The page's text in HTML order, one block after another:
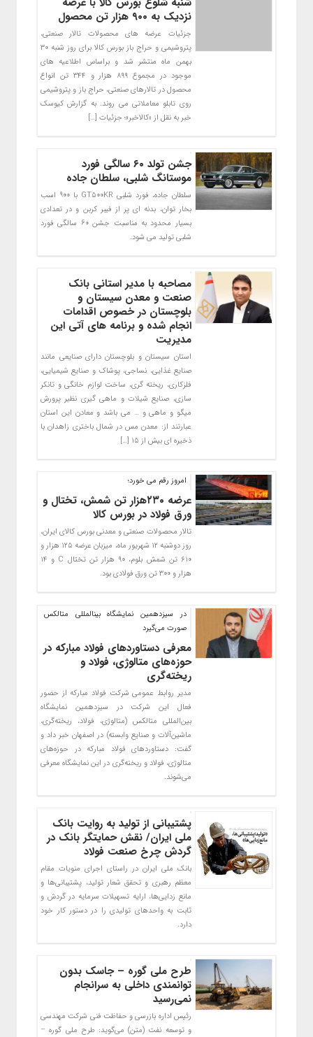
نزدیک به ۹۰۰ هزار تن محصول
جزئیات عرضه های محصولات تالار صنعتی،
پتروشیمی و حراج باز بورس کالا برای روز شنبه ۳۰
بهمن ماه منتشر شد و براساس اطلاعیه های
موجود در مجموع ۸۹۹ هزار و ۳۴۴ تن انواع
محصول در تالارهای صنعتی، حراج باز و پتروشیمی
روی تابلو معاملاتی می روند. به گزارش کیوسک
خبر به نقل از «کالاخبر»؛ جزئیات […]
جشن تولد ۶۰ سالگی فورد
موستانگ شلبی، سلطان جاده
سلطان جاده، فورد شلبی GT500KR با 900 اسب
بخار توان، بدنه ای پر از فیبر کربن و در تعدادی
بسیار محدود به مناسبت جشن 60 سالگی فورد
شلبی تولید می شود.
مصاحبه با مدیر استانی بانک
صنعت و معدن سیستان و
بلوچستان در خصوص اقدامات
انجام شده و برنامه های آتی این
مدیریت
استان سیستان و بلوچستان دارای صنایعی مانند
صنایع غذایی، نساجی، پوشاک و صنایع شیمیایی،
فلزکاری، ریخته گری، ساخت لوازم خانگی و تانکر
سازی، صنایع شیلات و ماهی گیری نظیر پرورش
میگو و ماهی و … می باشد و معادن این استان
عبارتند از: معدن مس در شمال باختری زاهدان با
ذخیره ای بیش از ۱۵ […]
امروز رقم می خورد؛
عرضه ۲۳۰هزار تن شمش، تختال و
ورق فولاد در بورس کالا
تالار محصولات صنعتی و معدنی بورس کالای ایران،
روز دوشنبه ۱۲ شهریور ماه، میزبان عرضه ۱۲۵ هزار و
۶۱۰ تن شمش بلوم، ۹۰ هزار تن تختال C و ۱۴
هزار و ۳۰۰ تن ورق فولادی بود.
در سیزدهمین نمایشگاه بین‎المللی متالکس
صورت می‌گیرد
معرفی دستاوردهای فولاد مبارکه در
حوزه‌های متالوژی، فولاد و
ریخته‌گری
مدیر روابط عمومی شرکت فولاد مبارکه از حضور
فعال این شرکت در سیزدهمین نمایشگاه
بین‌المللی متالکس (متالوژی، فولاد، ریخته‌گری،
ماشین‌آلات و صنایع وابسته) در اصفهان خبر داد و
گفت: دستاوردهای فولاد مبارکه در حوزه‌های
متالوژی، فولاد و ریخته‌گری در این نمایشگاه معرفی
می‌شوند.
پشتیبانی از تولید به روایت بانک
ملی ایران/ نقش حمایتگر بانک در
گردش چرخ صنعت فولاد
بانک ملی ایران در راستای اجرای منویات مقام
معظم رهبری و تحقق شعار تولید، پشتیبانی‌ها و
مانع زدایی‌ها، ارایه تسهیلات سرمایه در گردش و
ثابت به واحدهای تولیدی را در دستور کار خود
دارد.
طرح ملی گوره – جاسک بدون
توانمندی داخلی به سرانجام
نمی‌رسید
رئیس اداره بازرسی و حفاظت فنی شرکت مهندسی
و توسعه نفت (متن) می‌گوید: طرح ملی گوره –